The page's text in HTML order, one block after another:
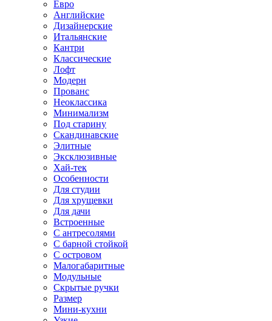
Евро
Английские
Дизайнерские
Итальянские
Кантри
Классические
Лофт
Модерн
Прованс
Неоклассика
Минимализм
Под старину
Скандинавские
Элитные
Эксклюзивные
Хай-тек
Особенности
Для студии
Для хрущевки
Для дачи
Встроенные
С антресолями
С барной стойкой
С островом
Малогабаритные
Модульные
Скрытые ручки
Размер
Мини-кухни